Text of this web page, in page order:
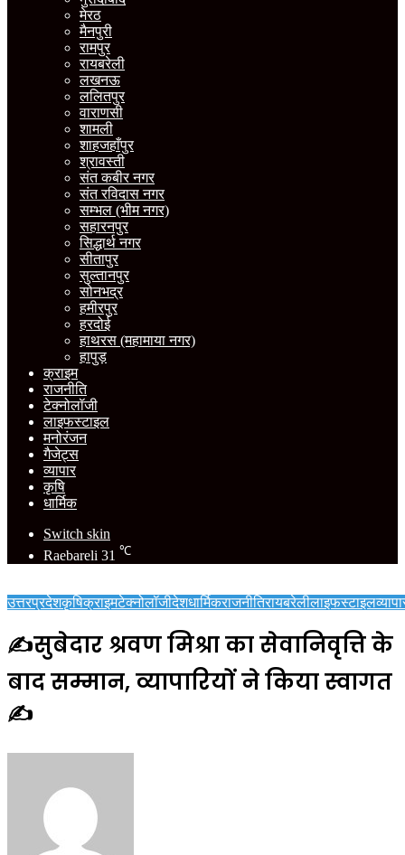
मेरठ
मैनपुरी
रामपुर
रायबरेली
लखनऊ
ललितपुर
वाराणसी
शामली
शाहजहाँपुर
श्रावस्ती
संत कबीर नगर
संत रविदास नगर
सम्भल (भीम नगर)
सहारनपुर
सिद्धार्थ नगर
सीतापुर
सुल्तानपुर
सोनभद्र
हमीरपुर
हरदोई
हाथरस (महामाया नगर)
हापुड़
क्राइम
राजनीति
टेक्नोलॉजी
लाइफस्टाइल
मनोरंजन
गैजेट्स
व्यापार
कृषि
धार्मिक
Switch skin
Raebareli 31 ℃
उत्तरप्रदेशकृषिक्राइमटेक्नोलॉजीदेशधार्मिकराजनीतिरायबरेलीलाइफस्टाइल
✍️सुबेदार श्रवण मिश्रा का सेवानिवृत्ति के
बाद सम्मान, व्यापारियों ने किया स्वागत
✍️